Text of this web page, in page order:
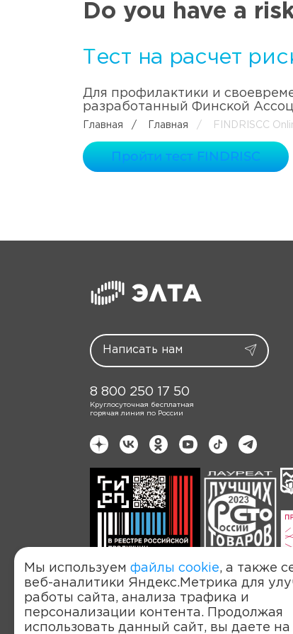
Главная / Главная / FINDRISCC
Do you have a
Тест на расчет
Для профилактики и
разработанный Финской
Вы к заболеванию.
Пройти тест FINDRISC
8 800 250 17 50
Круглосуточная бесплатная
горячая линия по России
Политика обработки
© 2022-2026, OOO «Компания
Мы используем файлы cookie, а также
веб-аналитики Яндекс.Метрика для
работы сайта, анализа трафика и
персонализации контента. Продолжая
использовать данный сайт, вы даете на